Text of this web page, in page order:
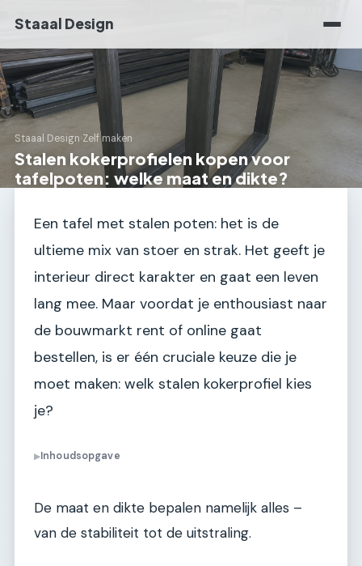
Staaal Design
Staaal Design›Zelf maken
Stalen kokerprofielen kopen voor
tafelpoten: welke maat en dikte?
Een tafel met stalen poten: het is de
ultieme mix van stoer en strak. Het geeft je
interieur direct karakter en gaat een leven
lang mee. Maar voordat je enthousiast naar
de bouwmarkt rent of online gaat
bestellen, is er één cruciale keuze die je
moet maken: welk stalen kokerprofiel kies
je?
▶Inhoudsopgave
De maat en dikte bepalen namelijk alles –
van de stabiliteit tot de uitstraling.